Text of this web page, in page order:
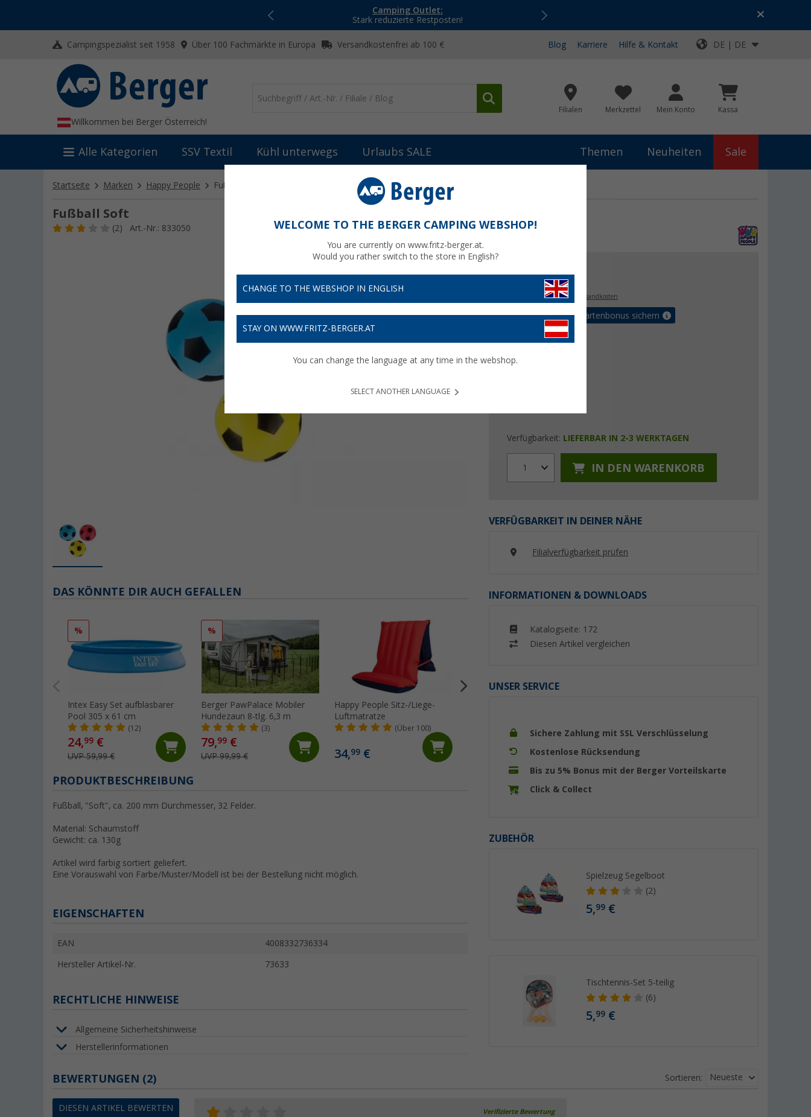
Camping Outlet:
Stark reduzierte Restposten!
Top-Deals für dein Abenteuer!
Campingspezialist seit 1958 Über 100 Fachmärkte in Europa Versandkostenfrei ab 100 € Blog Karriere Hilfe & Kontakt DE | DE
Willkommen bei Berger Österreich!
Filialen Merkzettel Mein Konto Kassa
Alle Kategorien SSV Textil Kühl unterwegs Urlaubs SALE Themen Neuheiten Sale
Startseite Marken Happy People Fußball Soft
Fußball Soft
(2) Art.-Nr.: 833050
8, €
Preise inkl. MwSt.,zzgl. Versandkosten
Bis zu 5% Vorteilskartenbonus sichern
Verfügbarkeit: LIEFERBAR IN 2-3 WERKTAGEN
1 IN DEN WARENKORB
VERFÜGBARKEIT IN DEINER NÄHE
Filialverfügbarkeit prüfen
INFORMATIONEN & DOWNLOADS
Katalogseite: 172
Diesen Artikel vergleichen
UNSER SERVICE
Sichere Zahlung mit SSL Verschlüsselung
Kostenlose Rücksendung
Bis zu 5% Bonus mit der Berger Vorteilskarte
Click & Collect
ZUBEHÖR
Spielzeug Segelboot
(2)
5,99 €
Tischtennis-Set 5-teilig
(6)
5,99 €
DAS KÖNNTE DIR AUCH GEFALLEN
%
Intex Easy Set aufblasbarer
Pool 305 x 61 cm
(12)
24,99 €
UVP 59,99 €
%
Berger PawPalace Mobiler
Hundezaun 8-tlg. 6,3 m
(3)
79,99 €
UVP 99,99 €
Happy People Sitz-/Liege-
Luftmatratze
(Über 100)
34,99 €
Paddling-Boards(4)
UVP 29,99 €
(6)
2,99€
PRODUKTBESCHREIBUNG
Fußball, "Soft", ca. 200 mm Durchmesser, 32 Felder.
Material: Schaumstoff
Gewicht: ca. 130g
Artikel wird farbig sortiert geliefert.
Eine Vorauswahl von Farbe/Muster/Modell ist bei der Bestellung nicht möglich.
EIGENSCHAFTEN
EAN 4008332736334
Hersteller Artikel-Nr. 73633
RECHTLICHE HINWEISE
Allgemeine Sicherheitshinweise
Herstellerinformationen
BEWERTUNGEN (2)
DIESEN ARTIKEL BEWERTEN
Sortieren: Neueste
Verifizierte Bewertung
WELCOME TO THE BERGER CAMPING WEBSHOP!
You are currently on www.fritz-berger.at.
Would you rather switch to the store in English?
CHANGE TO THE WEBSHOP IN ENGLISH
STAY ON WWW.FRITZ-BERGER.AT
You can change the language at any time in the webshop.
SELECT ANOTHER LANGUAGE